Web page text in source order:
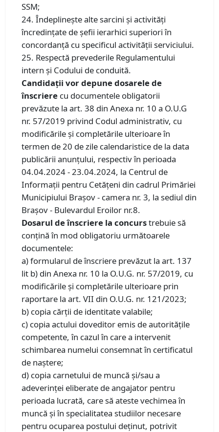
SSM;
24. Îndeplineşte alte sarcini şi activităţi
încredinţate de șefii ierarhici superiori în
concordanţă cu specificul activităţii serviciului.
25. Respectă prevederile Regulamentului
intern şi Codului de conduită.
Candidaţii vor depune dosarele de
înscriere cu documentele obligatorii
prevăzute la art. 38 din Anexa nr. 10 a O.U.G
nr. 57/2019 privind Codul administrativ, cu
modificările şi completările ulterioare în
termen de 20 de zile calendaristice de la data
publicării anunţului, respectiv în perioada
04.04.2024 - 23.04.2024, la Centrul de
Informaţii pentru Cetăţeni din cadrul Primăriei
Municipiului Braşov - camera nr. 3, la sediul din
Braşov - Bulevardul Eroilor nr.8.
Dosarul de înscriere la concurstrebuie să
conţină în mod obligatoriu următoarele
documentele:
a) formularul de înscriere prevăzut la art. 137
lit b) din Anexa nr. 10 la O.U.G. nr. 57/2019, cu
modificările și completările ulterioare prin
raportare la art. VII din O.U.G. nr. 121/2023;
b) copia cărții de identitate valabile;
c) copia actului doveditor emis de autoritățile
competente, în cazul în care a intervenit
schimbarea numelui consemnat în certificatul
de naștere;
d) copia carnetului de muncă şi/sau a
adeverinţei eliberate de angajator pentru
perioada lucrată, care să ateste vechimea în
muncă şi în specialitatea studiilor necesare
pentru ocuparea postului deținut, potrivit